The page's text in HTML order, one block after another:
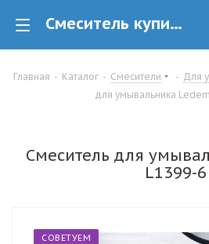
Смеситель купить l1058 в магазине сантехники Минск
Главная - Каталог - Смесители - Для
для умывальника
Смеситель для
L1399-6
СОВЕТУЕМ